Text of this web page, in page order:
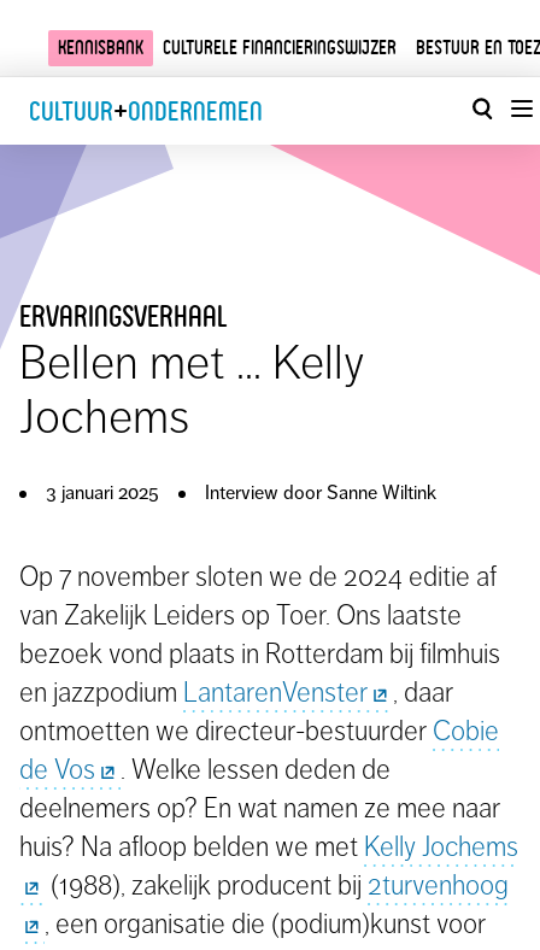
Kennisbank Culturele financieringswijzer Bestuur en
Cultuur+Ondernemen
ervaringsverhaal
Bellen met ... Kelly
Jochems
3 januari 2025 Interview door Sanne Wiltink
Op 7 november sloten we de 2024 editie af
van Zakelijk Leiders op Toer. Ons laatste
bezoek vond plaats in Rotterdam bij filmhuis
en jazzpodium LantarenVenster
, daar
ontmoetten we directeur-bestuurder Cobie
de Vos
. Welke lessen deden de
deelnemers op? En wat namen ze mee naar
huis? Na afloop belden we met Kelly Jochems
(1988), zakelijk producent bij 2turvenhoog
, een organisatie die (podium)kunst voor